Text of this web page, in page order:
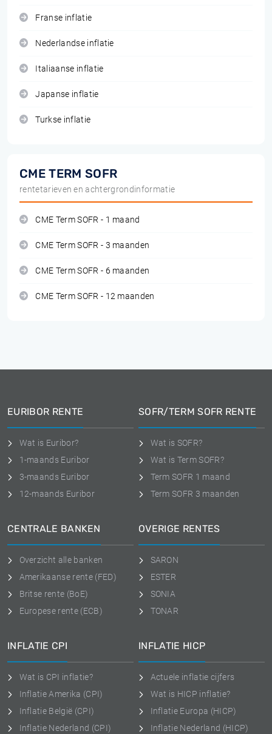
Franse inflatie
Nederlandse inflatie
Italiaanse inflatie
Japanse inflatie
Turkse inflatie
CME TERM SOFR
rentetarieven en achtergrondinformatie
CME Term SOFR - 1 maand
CME Term SOFR - 3 maanden
CME Term SOFR - 6 maanden
CME Term SOFR - 12 maanden
EURIBOR RENTE
Wat is Euribor?
1-maands Euribor
3-maands Euribor
12-maands Euribor
SOFR/TERM SOFR RENTE
Wat is SOFR?
Wat is Term SOFR?
Term SOFR 1 maand
Term SOFR 3 maanden
CENTRALE BANKEN
Overzicht alle banken
Amerikaanse rente (FED)
Britse rente (BoE)
Europese rente (ECB)
OVERIGE RENTES
SARON
ESTER
SONIA
TONAR
INFLATIE CPI
Wat is CPI inflatie?
Inflatie Amerika (CPI)
Inflatie België (CPI)
Inflatie Nederland (CPI)
INFLATIE HICP
Actuele inflatie cijfers
Wat is HICP inflatie?
Inflatie Europa (HICP)
Inflatie Nederland (HICP)